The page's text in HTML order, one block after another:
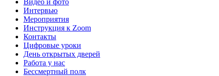
Интервью
Мероприятия
Инструкция к Zoom
Контакты
Цифровые уроки
День открытых дверей
Работа у нас
Бессмертный полк